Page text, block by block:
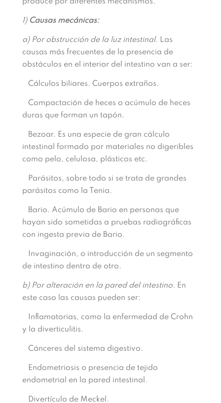
1) Causas mecánicas:
a) Por obstrucción de la luz intestinal. Las
causas más frecuentes de la presencia de
obstáculos en el interior del intestino van a ser:
Cálculos biliares. Cuerpos extraños.
Compactación de heces o acúmulo de heces
duras que forman un tapón.
Bezoar. Es una especie de gran cálculo
intestinal formado por materiales no digeribles
como pelo, celulosa, plásticos etc.
Parásitos, sobre todo si se trata de grandes
parásitos como la Tenia.
Bario. Acúmulo de Bario en personas que
hayan sido sometidas a pruebas radiográficas
con ingesta previa de Bario.
Invaginación, o introducción de un segmento
de intestino dentro de otro.
b) Por alteración en la pared del intestino. En
este caso las causas pueden ser:
Inflamatorias, como la enfermedad de Crohn
y la diverticulitis.
Cánceres del sistema digestivo.
Endometriosis o presencia de tejido
endometrial en la pared intestinal.
Divertículo de Meckel.